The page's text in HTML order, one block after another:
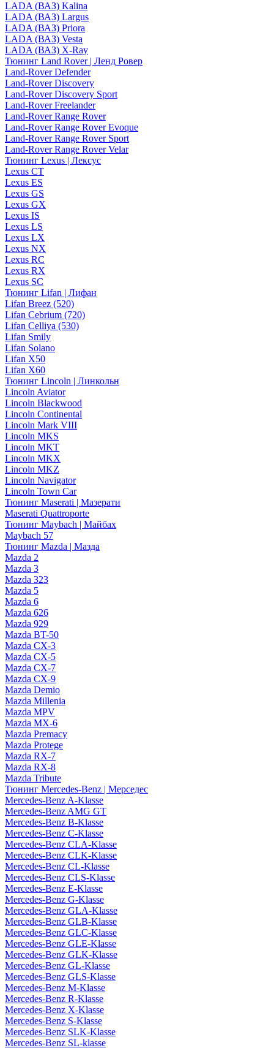
LADA (ВАЗ) Kalina
LADA (ВАЗ) Largus
LADA (ВАЗ) Priora
LADA (ВАЗ) Vesta
LADA (ВАЗ) X-Ray
Тюнинг Land Rover | Ленд Ровер
Land-Rover Defender
Land-Rover Discovery
Land-Rover Discovery Sport
Land-Rover Freelander
Land-Rover Range Rover
Land-Rover Range Rover Evoque
Land-Rover Range Rover Sport
Land-Rover Range Rover Velar
Тюнинг Lexus | Лексус
Lexus CT
Lexus ES
Lexus GS
Lexus GX
Lexus IS
Lexus LS
Lexus LX
Lexus NX
Lexus RC
Lexus RX
Lexus SC
Тюнинг Lifan | Лифан
Lifan Breez (520)
Lifan Cebrium (720)
Lifan Celliya (530)
Lifan Smily
Lifan Solano
Lifan X50
Lifan X60
Тюнинг Lincoln | Линкольн
Lincoln Aviator
Lincoln Blackwood
Lincoln Continental
Lincoln Mark VIII
Lincoln MKS
Lincoln MKT
Lincoln MKX
Lincoln MKZ
Lincoln Navigator
Lincoln Town Car
Тюнинг Maserati | Мазерати
Maserati Quattroporte
Тюнинг Maybach | Майбах
Maybach 57
Тюнинг Mazda | Мазда
Mazda 2
Mazda 3
Mazda 323
Mazda 5
Mazda 6
Mazda 626
Mazda 929
Mazda BT-50
Mazda CX-3
Mazda CX-5
Mazda CX-7
Mazda CX-9
Mazda Demio
Mazda Millenia
Mazda MPV
Mazda MX-6
Mazda Premacy
Mazda Protege
Mazda RX-7
Mazda RX-8
Mazda Tribute
Тюнинг Mercedes-Benz | Мерседес
Mercedes-Benz A-Klasse
Mercedes-Benz AMG GT
Mercedes-Benz B-Klasse
Mercedes-Benz C-Klasse
Mercedes-Benz CLA-Klasse
Mercedes-Benz CLK-Klasse
Mercedes-Benz CL-Klasse
Mercedes-Benz CLS-Klasse
Mercedes-Benz E-Klasse
Mercedes-Benz G-Klasse
Mercedes-Benz GLA-Klasse
Mercedes-Benz GLB-Klasse
Mercedes-Benz GLC-Klasse
Mercedes-Benz GLE-Klasse
Mercedes-Benz GLK-Klasse
Mercedes-Benz GL-Klasse
Mercedes-Benz GLS-Klasse
Mercedes-Benz M-Klasse
Mercedes-Benz R-Klasse
Mercedes-Benz X-Klasse
Mercedes-Benz S-Klasse
Mercedes-Benz SLK-Klasse
Mercedes-Benz SL-klasse